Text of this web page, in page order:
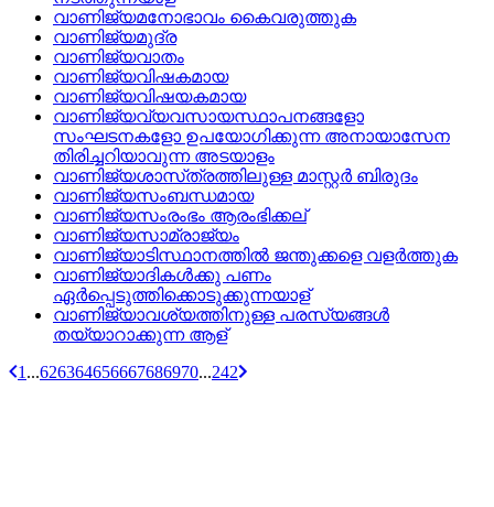
വാണിജ്യമനോഭാവം കൈവരുത്തുക
വാണിജ്യമുദ്ര
വാണിജ്യവാതം
വാണിജ്യവിഷകമായ
വാണിജ്യവിഷയകമായ
വാണിജ്യവ്യവസായസ്ഥാപനങ്ങളോ
സംഘടനകളോ ഉപയോഗിക്കുന്ന അനായാസേന
തിരിച്ചറിയാവുന്ന അടയാളം
വാണിജ്യശാസ്‌ത്രത്തിലുള്ള മാസ്റ്റര്‍ ബിരുദം
വാണിജ്യസംബന്ധമായ
വാണിജ്യസംരംഭം ആരംഭിക്കല്
വാണിജ്യസാമ്രാജ്യം
വാണിജ്യാടിസ്ഥാനത്തില്‍ ജന്തുക്കളെ വളര്‍ത്തുക
വാണിജ്യാദികള്‍ക്കു പണം
ഏര്‍പ്പെടുത്തിക്കൊടുക്കുന്നയാള്
വാണിജ്യാവശ്യത്തിനുള്ള പരസ്യങ്ങള്‍
തയ്യാറാക്കുന്ന ആള്
1 ...626364656667686970...242